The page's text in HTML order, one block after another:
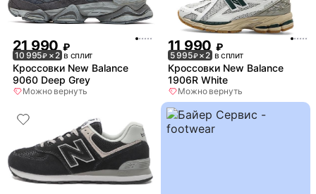
21 990 ₽
10 995₽ × 2 в сплит
Кроссовки New Balance
9060 Deep Grey
Можно вернуть
11 990 ₽
5 995₽× 2 в сплит
Кроссовки New Balance
1906R White
Можно вернуть